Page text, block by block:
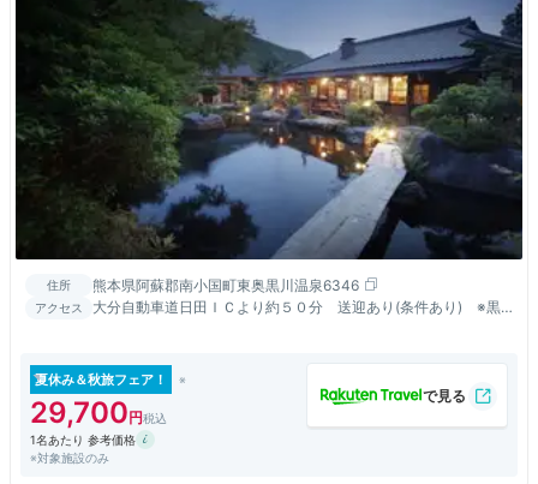
住所 熊本県阿蘇郡南小国町東奥黒川温泉6346
アクセス
大分自動車道日田ＩＣより約５０分 送迎あり(条件あり) ※黒
夏休み＆秋旅フェア！
29,700
1名あたり 参考価格
※対象施設のみ